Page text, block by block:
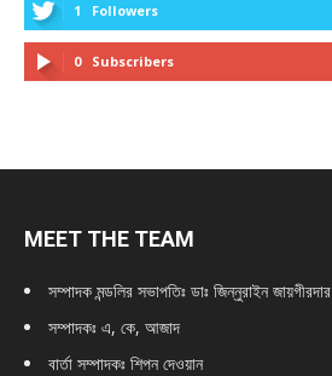
1 Followers
0 Subscribers
MEET THE TEAM
সম্পাদক মন্ডলির সভাপতিঃ ডাঃ জিন্নুরাইন জায়গীরদার
সম্পাদকঃ এ, কে, আজাদ
বার্তা সম্পাদকঃ শিপন দেওয়ান